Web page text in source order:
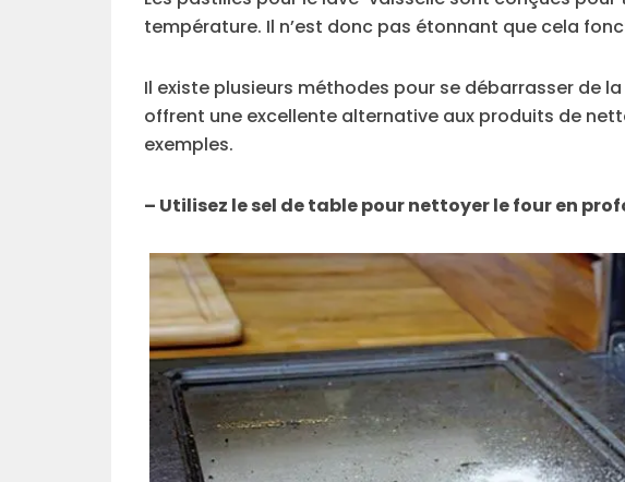
température. Il n’est donc pas étonnant que cela
Il existe plusieurs méthodes pour se débarrasser de
offrent une excellente alternative aux produits de
exemples.
– Utilisez le sel de table pour nettoyer le four en